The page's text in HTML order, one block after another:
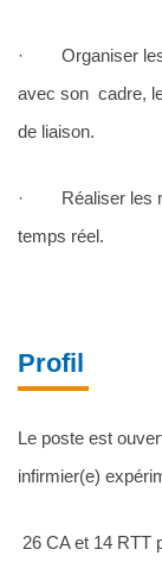
· Organiser les
avec son cadre,
de liaison.
· Réaliser les
temps réel.
Profil
Le poste est
infirmier(e)
26 CA et 14 RTT